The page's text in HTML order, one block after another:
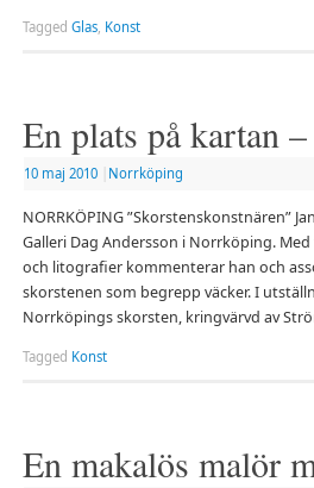
Tagged Glas, Konst
En plats på kartan
10 maj 2010 Norrköping
NORRKÖPING ”Skorstenskonstnären”
Galleri Dag Andersson i Norrköping.
och litografier kommenterar han och
skorstenen som begrepp väcker. I
Norrköpings skorsten, kringvärvd av
Tagged Konst
En makalös malör